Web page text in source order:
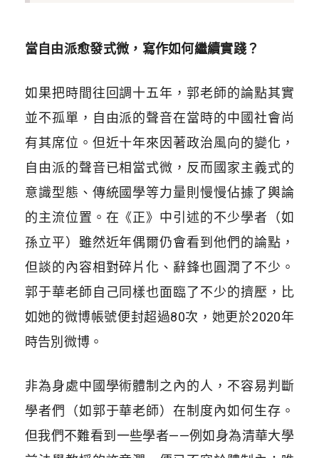
當自由派愈發式微，寫作如何繼續實踐？
如果把時間往回調十五年，郭老師的論點其實
並不孤單，自由派的聲音在當時的中國社會尚
有其席位。但近十年來因著政治風向的變化，
自由派的聲音已相當式微，反而國家主義式的
意識型態、傳統國學等力量則慢慢佔據了輿論
的主流位置。在《正》中引述的不少學者（如
孫立平）雖然近年偶爾仍會看到他們的論點，
但談的內容相對碎片化、辭鋒也圓潤了不少。
郭于華老師自己同樣也面臨了不少的擠壓，比
如她的微博帳號便封超過80次，她更於2020年
時告別微博。
非為身處中國學術體制之內的人，不容易判斷
學者們（如郭于華老師）在制度內如何生存。
但我們不難看到一些學者——例如身為清華大學